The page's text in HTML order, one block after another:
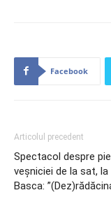
Facebook
Articolul precedent
Spectacol despre
veșniciei de la sat,
Basca: